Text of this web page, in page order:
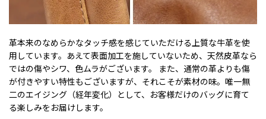
革本来のなめらかなタッチ感を感じていただける上質な牛革を使
用しています。あえて表面加工を施していないため、天然皮革なら
ではの傷やシワ、色ムラがございます。 また、通常の革よりも傷
が付きやすい特性もございますが、それこそが素材の味。唯一無
二のエイジング（経年変化）として、お客様だけのバッグに育て
る楽しみをお届けします。